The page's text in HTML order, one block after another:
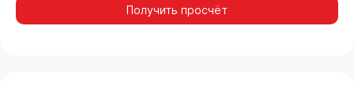
Получить просчёт